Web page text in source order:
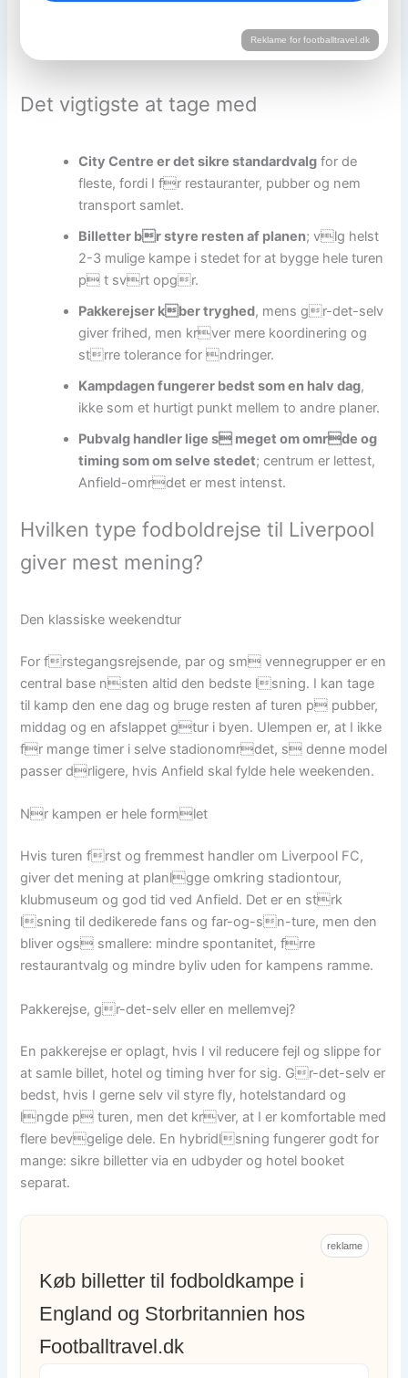
Reklame for footballtravel.dk
Det vigtigste at tage med
City Centre er det sikre standardvalg for de
fleste, fordi I fr restauranter, pubber og nem
transport samlet.
Billetter br styre resten af planen; vlg helst
2-3 mulige kampe i stedet for at bygge hele turen
p t svrt opgr.
Pakkerejser kber tryghed, mens gr-det-selv
giver frihed, men krver mere koordinering og
strre tolerance for ndringer.
Kampdagen fungerer bedst som en halv dag,
ikke som et hurtigt punkt mellem to andre planer.
Pubvalg handler lige s meget om omrde og
timing som om selve stedet; centrum er lettest,
Anfield-omrdet er mest intenst.
Hvilken type fodboldrejse til Liverpool
giver mest mening?
Den klassiske weekendtur
For frstegangsrejsende, par og sm vennegrupper er en
central base nsten altid den bedste lsning. I kan tage
til kamp den ene dag og bruge resten af turen p pubber,
middag og en afslappet gtur i byen. Ulempen er, at I ikke
fr mange timer i selve stadionomrdet, s denne model
passer drligere, hvis Anfield skal fylde hele weekenden.
Nr kampen er hele formlet
Hvis turen frst og fremmest handler om Liverpool FC,
giver det mening at planlgge omkring stadiontour,
klubmuseum og god tid ved Anfield. Det er en strk
lsning til dedikerede fans og far-og-sn-ture, men den
bliver ogs smallere: mindre spontanitet, frre
restaurantvalg og mindre byliv uden for kampens ramme.
Pakkerejse, gr-det-selv eller en mellemvej?
En pakkerejse er oplagt, hvis I vil reducere fejl og slippe for
at samle billet, hotel og timing hver for sig. Gr-det-selv er
bedst, hvis I gerne selv vil styre fly, hotelstandard og
lngde p turen, men det krver, at I er komfortable med
flere bevgelige dele. En hybridlsning fungerer godt for
mange: sikre billetter via en udbyder og hotel booket
separat.
reklame
Køb billetter til fodboldkampe i
England og Storbritannien hos
Footballtravel.dk